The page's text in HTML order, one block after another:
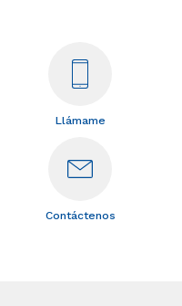
Llámame
Contáctenos